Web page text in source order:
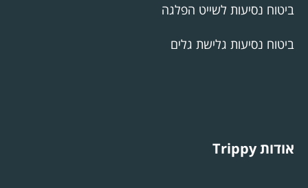
ביטוח נסיעות לשייט הפלגה
ביטוח נסיעות גלישת גלים
אודות Trippy